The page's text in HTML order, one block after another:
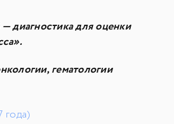
диагностика для оценки
гематологии
года)